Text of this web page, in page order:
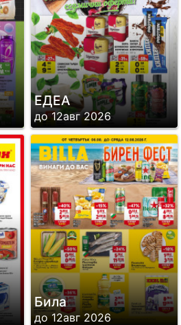
ЕДЕА
до 12авг 2026
Била
до 12авг 2026